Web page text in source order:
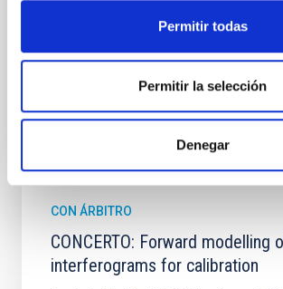
Permitir todas
Permitir la selección
Denegar
Fecha de publicación: 6 2026
BIBCODE 2026A&A...710A..70S
CON ÁRBITRO
CONCERTO: Forward modelling
interferograms for calibration